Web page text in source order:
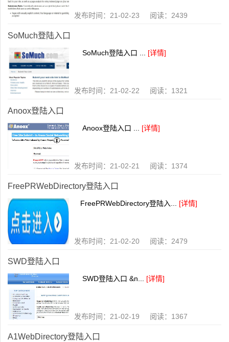
发布时间：21-02-23 阅读：2439
SoMuch登陆入口
SoMuch登陆入口 ... [详情]
发布时间：21-02-22 阅读：1321
Anoox登陆入口
Anoox登陆入口 ... [详情]
发布时间：21-02-21 阅读：1374
FreePRWebDirectory登陆入口
FreePRWebDirectory登陆入... [详情]
发布时间：21-02-20 阅读：2479
SWD登陆入口
SWD登陆入口 &n... [详情]
发布时间：21-02-19 阅读：1367
A1WebDirectory登陆入口